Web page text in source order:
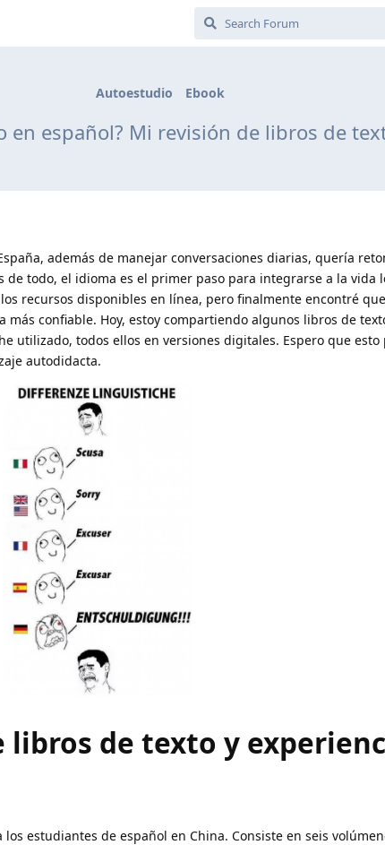
Autoestudio Ebook
en español? Mi revisión de libros de
además de manejar conversaciones diarias, quería
de todo, el idioma es el primer paso para integrarse a la vida
recursos disponibles en línea, pero finalmente encontré que
confiable. Hoy, estoy compartiendo algunos libros de
utilizado, todos ellos en versiones digitales. Espero que esto
autodidacta.
libros de texto y
los estudiantes de español en China. Consiste en seis